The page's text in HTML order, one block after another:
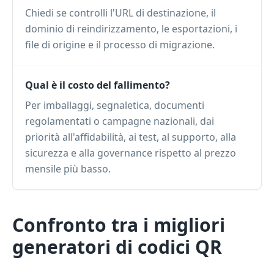
Chiedi se controlli l'URL di destinazione, il
dominio di reindirizzamento, le esportazioni, i
file di origine e il processo di migrazione.
Qual è il costo del fallimento?
Per imballaggi, segnaletica, documenti
regolamentati o campagne nazionali, dai
priorità all'affidabilità, ai test, al supporto, alla
sicurezza e alla governance rispetto al prezzo
mensile più basso.
Confronto tra i migliori
generatori di codici QR